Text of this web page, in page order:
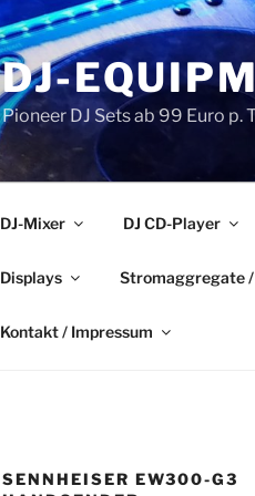
DJ-
Pioneer DJ Sets ab 99 Euro p.
DJ-Mixer DJ CD-Player
Displays Stromaggregate
Kontakt / Impressum
SENNHEISER EW300-G3